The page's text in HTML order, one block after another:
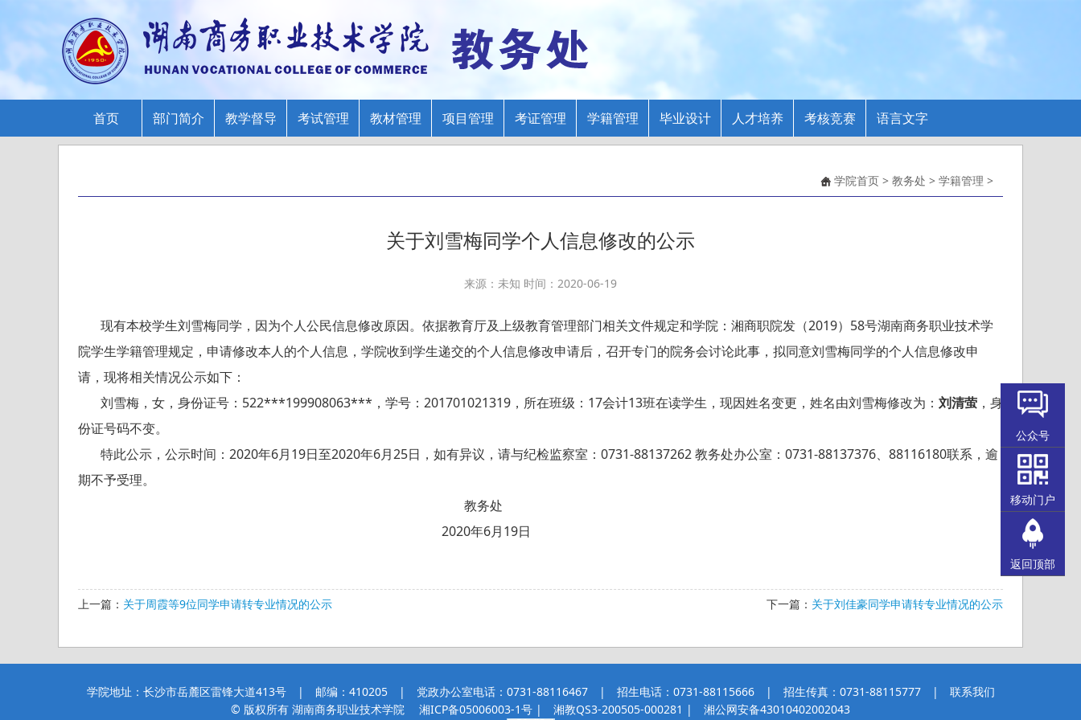
首页 部门简介 教学督导 考试管理 教材管理 项目管理 考证管理 学籍管理 毕业设计 人才培养 考核竞赛 语言文字
学院首页 > 教务处 > 学籍管理 >
关于刘雪梅同学个人信息修改的公示
来源：未知 时间：2020-06-19
现有本校学生刘雪梅同学，因为个人公民信息修改原因。依据教育厅及上级教育管理部门相关文件规定和学院：湘商职院发（2019）58号湖南商务职业技术学
院学生学籍管理规定，申请修改本人的个人信息，学院收到学生递交的个人信息修改申请后，召开专门的院务会讨论此事，拟同意刘雪梅同学的个人信息修改申
请，现将相关情况公示如下：
刘雪梅，女，身份证号：522***199908063***，学号：201701021319，所在班级：17会计13班在读学生，现因姓名变更，姓名由刘雪梅修改为： 刘清萤 ，身
份证号码不变。
特此公示，公示时间：2020年6月19日至2020年6月25日，如有异议，请与纪检监察室：0731-88137262 教务处办公室：0731-88137376、88116180联系，逾
期不予受理。
教务处
2020年6月19日
上一篇： 关于周霞等9位同学申请转专业情况的公示 下一篇： 关于刘佳豪同学申请转专业情况的公示
学院地址：长沙市岳麓区雷锋大道413号 | 邮编：410205 | 党政办公室电话：0731-88116467 | 招生电话：0731-88115666 | 招生传真：0731-88115777 | 联系我们
© 版权所有 湖南商务职业技术学院
湘ICP备05006003-1号 | 湘教QS3-200505-000281 | 湘公网安备43010402002043
公众号
移动门户
返回顶部